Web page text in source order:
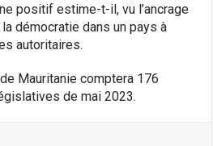
positif estime-t-il, vu l’ancrage
démocratie dans un pays à
autoritaires.
Mauritanie comptera 176
de mai 2023.